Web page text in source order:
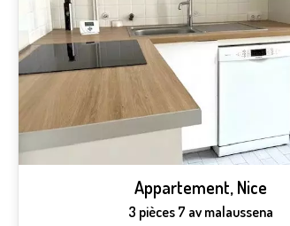
Appartement, Nice
3 pièces 7 av malaussena